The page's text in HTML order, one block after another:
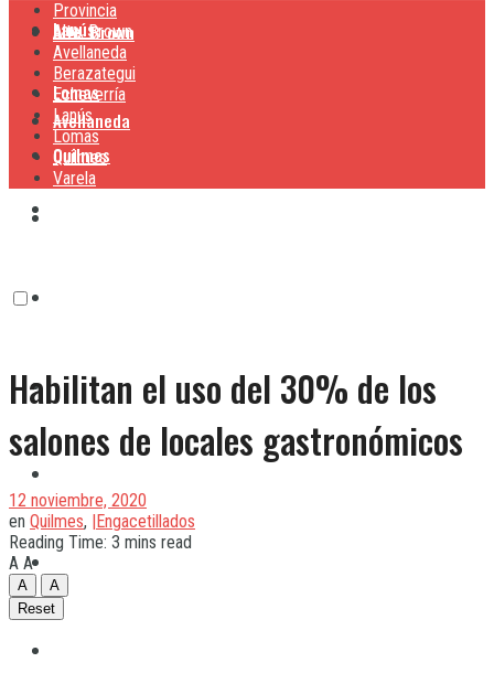
Lanús
Lomas
Quilmes
Alte. Brown
Avellaneda
Lanús
Provincia
Alte. Brown
Avellaneda
Berazategui
Echeverría
Lanús
Lomas
Quilmes
Varela
Habilitan el uso del 30% de los
salones de locales gastronómicos
12 noviembre, 2020
en Quilmes, |Engacetillados
Reading Time: 3 mins read
A A
A
A
Reset